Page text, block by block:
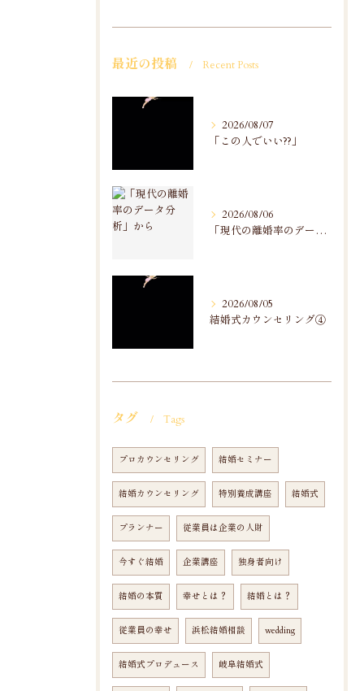
最近の投稿 Recent Posts
2026/08/07
「この人でいい??」
2026/08/06
「現代の離婚率のデータ分析」から
2026/08/05
結婚式カウンセリング④
タグ Tags
プロカウンセリング 結婚セミナー
結婚カウンセリング 特別養成講座 結婚式
プランナー 従業員は企業の人財
今すぐ結婚 企業講座 独身者向け
結婚の本質 幸せとは？ 結婚とは？
従業員の幸せ 浜松結婚相談 wedding
結婚式プロデュース 岐阜結婚式